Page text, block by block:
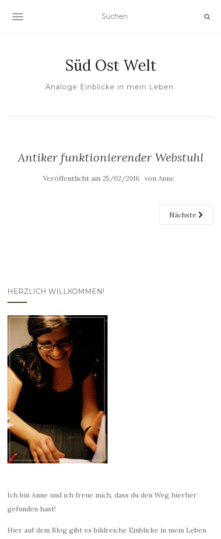
NAVIGATION UMSCHALTEN
Süd Ost Welt
Analoge Einblicke in mein Leben.
Antiker funktionierender Webstuhl
Veröffentlicht am 25/02/2016 von Anne
Nächste
HERZLICH WILLKOMMEN!
Ich bin Anne und ich freue mich, dass du den Weg hierher
gefunden hast!
Hier auf dem Blog gibt es bildreiche Einblicke in mein Leben